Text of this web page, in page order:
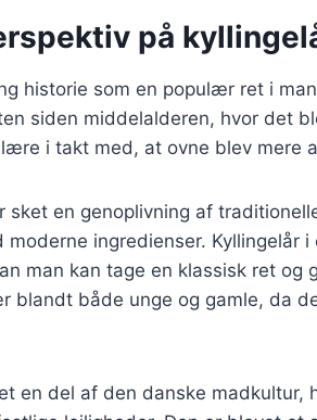
på
historie som en populær ret i
siden middelalderen, hvor det
i takt med, at ovne blev mere
sket en genoplivning af
moderne ingredienser. Kyllingelår
man kan tage en klassisk ret og
blandt både unge og gamle, da
en del af den danske madkultur,